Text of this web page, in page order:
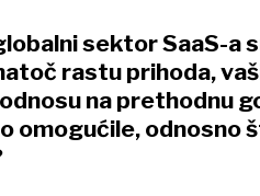
sektor SaaS-a
rastu prihoda,
na prethodnu
omogućile, odnosno